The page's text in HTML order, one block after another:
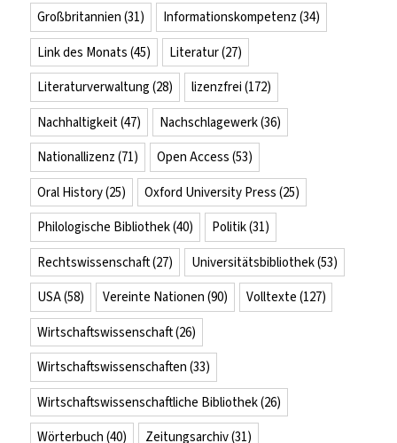
Großbritannien (31) Informationskompetenz (34)
Link des Monats (45) Literatur(27)
Literaturverwaltung (28) lizenzfrei (172)
Nachhaltigkeit(47) Nachschlagewerk(36)
Nationallizenz (71) Open Access (53)
Oral History(25) Oxford University Press (25)
Philologische Bibliothek(40) Politik(31)
Rechtswissenschaft(27) Universitätsbibliothek(53)
USA(58) Vereinte Nationen (90) Volltexte (127)
Wirtschaftswissenschaft(26)
Wirtschaftswissenschaften (33)
Wirtschaftswissenschaftliche Bibliothek(26)
Wörterbuch (40) Zeitungsarchiv(31)